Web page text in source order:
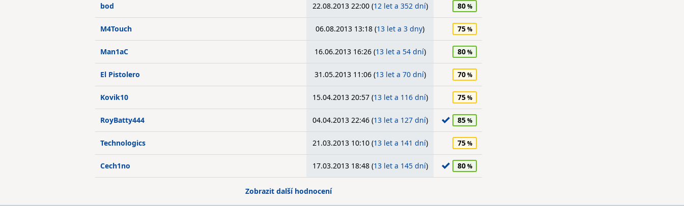
bod 22.08.2013 22:00 (12 let a 352 dní) 80
M4Touch 06.08.2013 13:18 (13 let a 3 dny) 75
Man1aC 16.06.2013 16:26 (13 let a 54 dní) 80
El Pistolero 31.05.2013 11:06 (13 let a 70 dní) 70
Kovik10 15.04.2013 20:57 (13 let a 116 dní) 75
RoyBatty444 04.04.2013 22:46 (13 let a 127 dní) 85
Technologics 21.03.2013 10:10 (13 let a 141 dní) 75
Cech1no 17.03.2013 18:48 (13 let a 145 dní) 80
Zobrazit další hodnocení